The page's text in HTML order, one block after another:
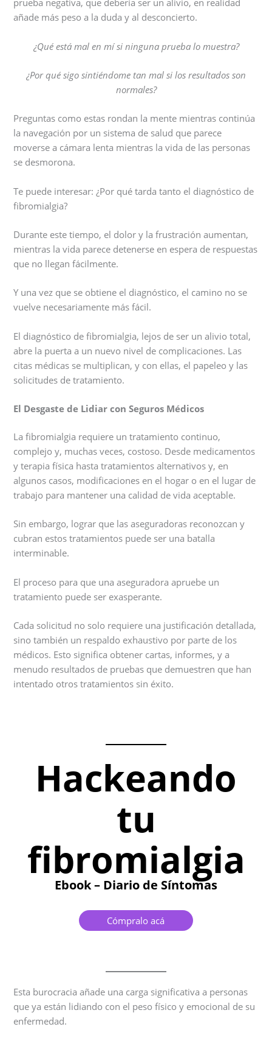
prueba negativa, que debería ser un alivio, en realidad
añade más peso a la duda y al desconcierto.
¿Qué está mal en mí si ninguna prueba lo muestra?
¿Por qué sigo sintiéndome tan mal si los resultados son
normales?
Preguntas como estas rondan la mente mientras continúa
la navegación por un sistema de salud que parece
moverse a cámara lenta mientras la vida de las personas
se desmorona.
Te puede interesar: ¿Por qué tarda tanto el diagnóstico de
fibromialgia?
Durante este tiempo, el dolor y la frustración aumentan,
mientras la vida parece detenerse en espera de respuestas
que no llegan fácilmente.
Y una vez que se obtiene el diagnóstico, el camino no se
vuelve necesariamente más fácil.
El diagnóstico de fibromialgia, lejos de ser un alivio total,
abre la puerta a un nuevo nivel de complicaciones. Las
citas médicas se multiplican, y con ellas, el papeleo y las
solicitudes de tratamiento.
El Desgaste de Lidiar con Seguros Médicos
La fibromialgia requiere un tratamiento continuo,
complejo y, muchas veces, costoso. Desde medicamentos
y terapia física hasta tratamientos alternativos y, en
algunos casos, modificaciones en el hogar o en el lugar de
trabajo para mantener una calidad de vida aceptable.
Sin embargo, lograr que las aseguradoras reconozcan y
cubran estos tratamientos puede ser una batalla
interminable.
El proceso para que una aseguradora apruebe un
tratamiento puede ser exasperante.
Cada solicitud no solo requiere una justificación detallada,
sino también un respaldo exhaustivo por parte de los
médicos. Esto significa obtener cartas, informes, y a
menudo resultados de pruebas que demuestren que han
intentado otros tratamientos sin éxito.
Hackeando
tu
fibromialgia
Ebook – Diario de Síntomas
Cómpralo acá
Esta burocracia añade una carga significativa a personas
que ya están lidiando con el peso físico y emocional de su
enfermedad.